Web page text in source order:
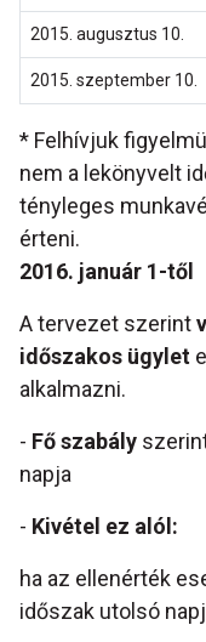
2015. augusztus 10.
2015. szeptember 10.
* Felhívjuk
nem a lekönyvelt
tényleges
érteni.
2016. január 1-től
A tervezet szerint
időszakos ügylet
alkalmazni.
- Fő szabály
napja
- Kivétel ez alól:
ha az ellenérték
időszak utolsó